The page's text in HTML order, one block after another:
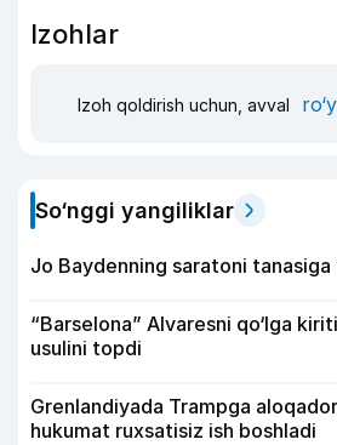
Izohlar
Izoh qoldirish uchun, avval
So‘nggi yangiliklar
Jo Baydenning saratoni
“Barselona” Alvaresni qo‘lga
usulini topdi
Grenlandiyada Trampga
hukumat ruxsatisiz ish boshladi